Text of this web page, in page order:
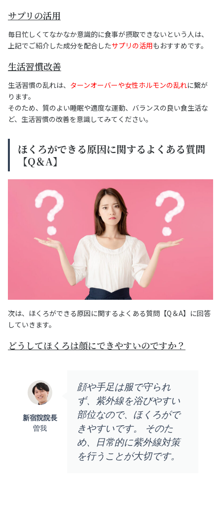
サプリの活用
毎日忙しくてなかなか意識的に食事が摂取できないという人は、
上記でご紹介した成分を配合したサプリの活用もおすすめです。
生活習慣改善
生活習慣の乱れは、 ターンオーバーや女性ホルモンの乱れに繋が
ります。
そのため、質のよい睡眠や適度な運動、バランスの良い食生活な
ど、生活習慣の改善を意識してみてください。
ほくろができる原因に関するよくある質問
【Q＆A】
次は、ほくろができる原因に関するよくある質問【Q＆A】に回答
していきます。
どうしてほくろは顔にできやすいのですか？
顔や手足は服で守られ
ず、紫外線を浴びやすい
部位なので、ほくろがで
きやすいです。 そのた
め、日常的に紫外線対策
を行うことが大切です。
新宿院院長
曽我